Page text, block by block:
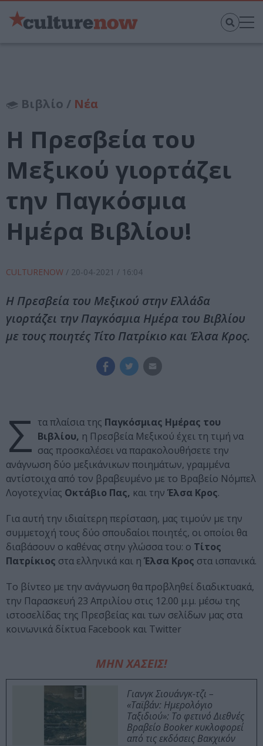
Βιβλίο / Νέα
H Πρεσβεία του
Μεξικού γιορτάζει
την Παγκόσμια
Ημέρα Βιβλίου!
CULTURENOW / 20-04-2021 / 16:04
Η Πρεσβεία του Μεξικού στην Ελλάδα
γιορτάζει την Παγκόσμια Ημέρα του Βιβλίου
με τους ποιητές Τίτο Πατρίκιο και Έλσα Κρος.
Σ τα πλαίσια της Παγκόσμιας Ημέρας του
Βιβλίου, η Πρεσβεία Μεξικού έχει τη τιμή να
σας προσκαλέσει να παρακολουθήσετε την
ανάγνωση δύο μεξικάνικων ποιημάτων, γραμμένα
αντίστοιχα από τον βραβευμένο με το Βραβείο Νόμπελ
Λογοτεχνίας Οκτάβιο Πας, και την Έλσα Κρος.
Για αυτή την ιδιαίτερη περίσταση, μας τιμούν με την
συμμετοχή τους δύο σπουδαίοι ποιητές, οι οποίοι θα
διαβάσουν ο καθένας στην γλώσσα του: ο Τίτος
Πατρίκιος στα ελληνικά και η Έλσα Κρος στα ισπανικά.
Το βίντεο με την ανάγνωση θα προβληθεί διαδικτυακά,
την Παρασκευή 23 Απριλίου στις 12.00 μ.μ. μέσω της
ιστοσελίδας της Πρεσβείας και των σελίδων μας στα
κοινωνικά δίκτυα Facebook και Twitter
ΜΗΝ ΧΑΣΕΙΣ!
Γιανγκ Σιουάνγκ-τζι –
«Ταϊβάν: Ημερολόγιο
Ταξιδιού»: Το φετινό Διεθνές
Βραβείο Booker κυκλοφορεί
από τις εκδόσεις Βακχικόν